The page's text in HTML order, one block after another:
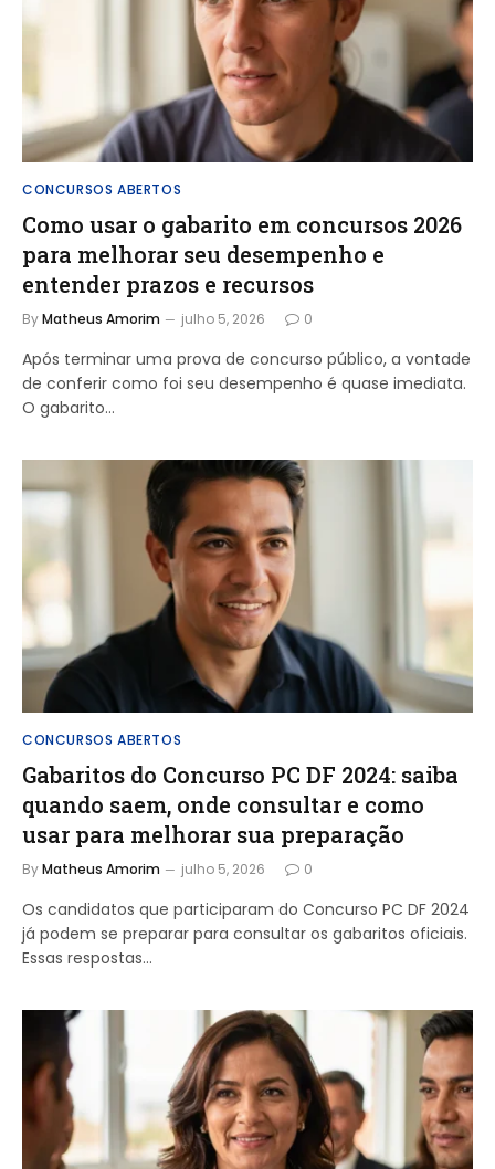
CONCURSOS ABERTOS
Como usar o gabarito em concursos 2026
para melhorar seu desempenho e
entender prazos e recursos
ByMatheus Amorim julho 5, 2026 0
Após terminar uma prova de concurso público, a vontade
de conferir como foi seu desempenho é quase imediata.
O gabarito…
CONCURSOS ABERTOS
Gabaritos do Concurso PC DF 2024: saiba
quando saem, onde consultar e como
usar para melhorar sua preparação
ByMatheus Amorim julho 5, 2026 0
Os candidatos que participaram do Concurso PC DF 2024
já podem se preparar para consultar os gabaritos oficiais.
Essas respostas…